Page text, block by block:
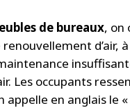
de bureaux, on
d’air,
Les occupants
appelle en anglais le «